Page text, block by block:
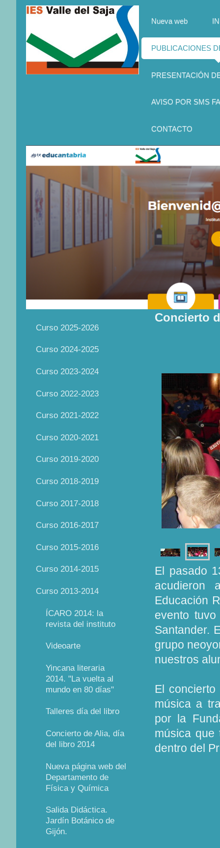
Nueva web
PUBLICACIONES
PRESENTACIÓN
AVISO POR SMS
CONTACTO
Concierto
El pasado
acudieron
Educación
evento
Santander.
grupo
nuestros
El
música a
por la
música que
dentro del
Curso 2025-2026
Curso 2024-2025
Curso 2023-2024
Curso 2022-2023
Curso 2021-2022
Curso 2020-2021
Curso 2019-2020
Curso 2018-2019
Curso 2017-2018
Curso 2016-2017
Curso 2015-2016
Curso 2014-2015
Curso 2013-2014
ÍCARO 2014: la
revista del instituto
Videoarte
Yincana literaria
2014. "La vuelta al
mundo en 80 días"
Talleres día del libro
Concierto de Alia, día
del libro 2014
Nueva página web del
Departamento de
Física y Química
Salida Didáctica.
Jardín Botánico de
Gijón.